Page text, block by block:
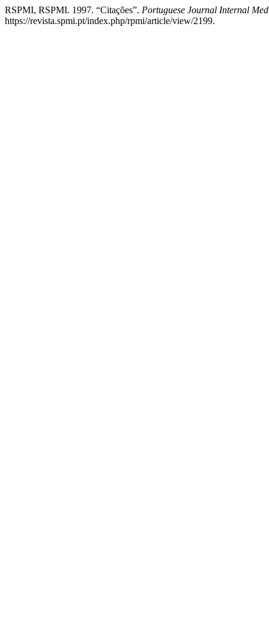
RSPMI, RSPMI. 1997. “Citações”. Portuguese Journal Internal
https://revista.spmi.pt/index.php/rpmi/article/view/2199.